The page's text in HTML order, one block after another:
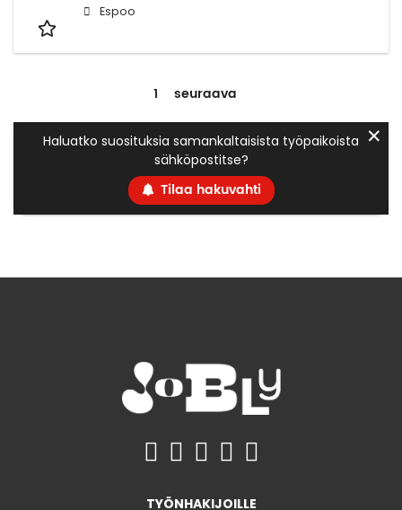
Espoo
1 seuraava
Haluatko suosituksia samankaltaisista työpaikoista
sähköpostitse?
Tilaa hakuvahti
✕
TYÖNHAKIJOILLE